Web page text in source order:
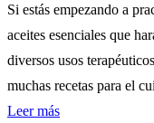
Si estás empezando a
aceites esenciales que
diversos usos
muchas recetas para el
Leer más